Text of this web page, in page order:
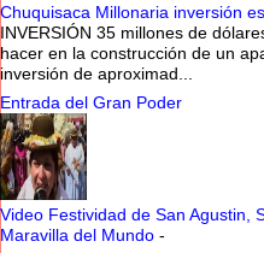
Chuquisaca Millonaria inversión
INVERSIÓN 35 millones de
hacer en la construcción de un
inversión de aproximad...
Entrada del Gran Poder
Video Festividad de San Agustin,
Maravilla del Mundo -